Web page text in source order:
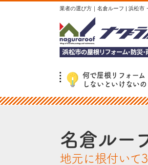
業者の選び方｜名倉ルーフ | 浜松市
何で屋根リフォーム
しないといけないの
名倉ルー
地元に根付いて